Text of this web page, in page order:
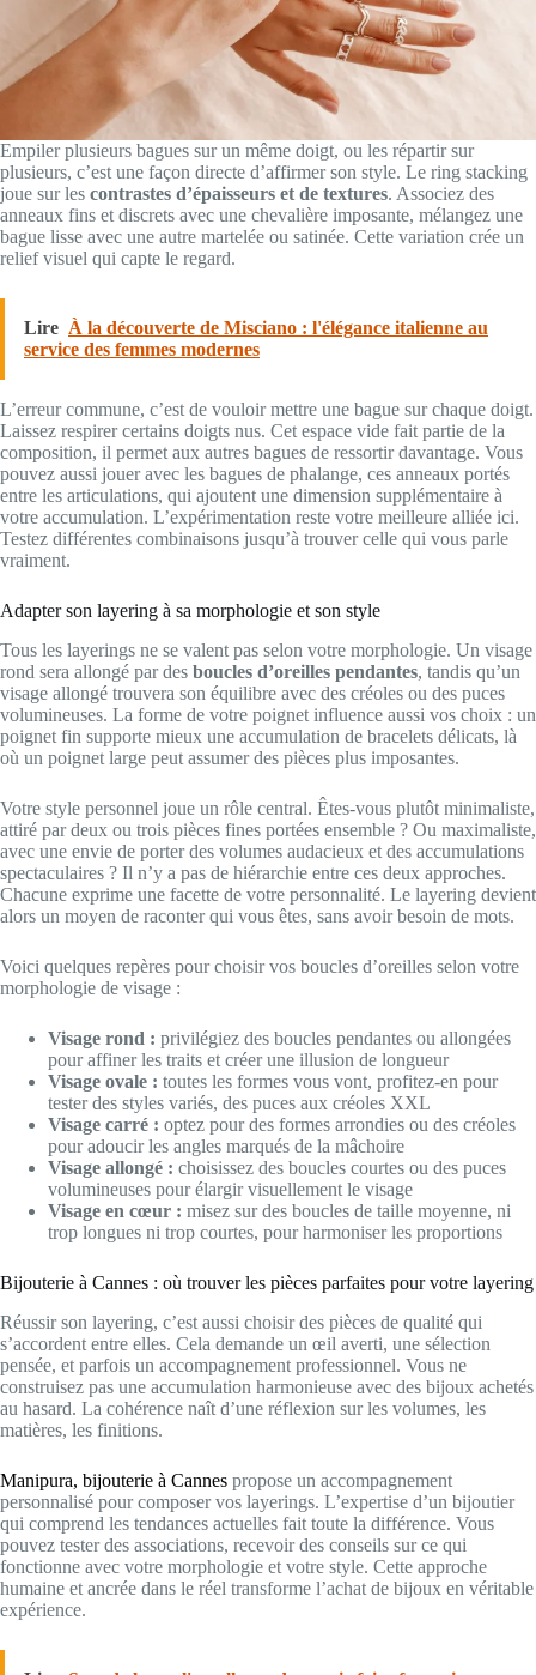
Empiler plusieurs bagues sur un même doigt, ou les répartir sur
plusieurs, c’est une façon directe d’affirmer son style. Le ring stacking
joue sur les contrastes d’épaisseurs et de textures. Associez des
anneaux fins et discrets avec une chevalière imposante, mélangez une
bague lisse avec une autre martelée ou satinée. Cette variation crée un
relief visuel qui capte le regard.
Lire À la découverte de Misciano : l'élégance italienne au
service des femmes modernes
L’erreur commune, c’est de vouloir mettre une bague sur chaque doigt.
Laissez respirer certains doigts nus. Cet espace vide fait partie de la
composition, il permet aux autres bagues de ressortir davantage. Vous
pouvez aussi jouer avec les bagues de phalange, ces anneaux portés
entre les articulations, qui ajoutent une dimension supplémentaire à
votre accumulation. L’expérimentation reste votre meilleure alliée ici.
Testez différentes combinaisons jusqu’à trouver celle qui vous parle
vraiment.
Adapter son layering à sa morphologie et son style
Tous les layerings ne se valent pas selon votre morphologie. Un visage
rond sera allongé par des boucles d’oreilles pendantes, tandis qu’un
visage allongé trouvera son équilibre avec des créoles ou des puces
volumineuses. La forme de votre poignet influence aussi vos choix : un
poignet fin supporte mieux une accumulation de bracelets délicats, là
où un poignet large peut assumer des pièces plus imposantes.
Votre style personnel joue un rôle central. Êtes-vous plutôt minimaliste,
attiré par deux ou trois pièces fines portées ensemble ? Ou maximaliste,
avec une envie de porter des volumes audacieux et des accumulations
spectaculaires ? Il n’y a pas de hiérarchie entre ces deux approches.
Chacune exprime une facette de votre personnalité. Le layering devient
alors un moyen de raconter qui vous êtes, sans avoir besoin de mots.
Voici quelques repères pour choisir vos boucles d’oreilles selon votre
morphologie de visage :
Visage rond : privilégiez des boucles pendantes ou allongées
pour affiner les traits et créer une illusion de longueur
Visage ovale : toutes les formes vous vont, profitez-en pour
tester des styles variés, des puces aux créoles XXL
Visage carré : optez pour des formes arrondies ou des créoles
pour adoucir les angles marqués de la mâchoire
Visage allongé : choisissez des boucles courtes ou des puces
volumineuses pour élargir visuellement le visage
Visage en cœur : misez sur des boucles de taille moyenne, ni
trop longues ni trop courtes, pour harmoniser les proportions
Bijouterie à Cannes : où trouver les pièces parfaites pour votre layering
Réussir son layering, c’est aussi choisir des pièces de qualité qui
s’accordent entre elles. Cela demande un œil averti, une sélection
pensée, et parfois un accompagnement professionnel. Vous ne
construisez pas une accumulation harmonieuse avec des bijoux achetés
au hasard. La cohérence naît d’une réflexion sur les volumes, les
matières, les finitions.
Manipura, bijouterie à Cannes propose un accompagnement
personnalisé pour composer vos layerings. L’expertise d’un bijoutier
qui comprend les tendances actuelles fait toute la différence. Vous
pouvez tester des associations, recevoir des conseils sur ce qui
fonctionne avec votre morphologie et votre style. Cette approche
humaine et ancrée dans le réel transforme l’achat de bijoux en véritable
expérience.